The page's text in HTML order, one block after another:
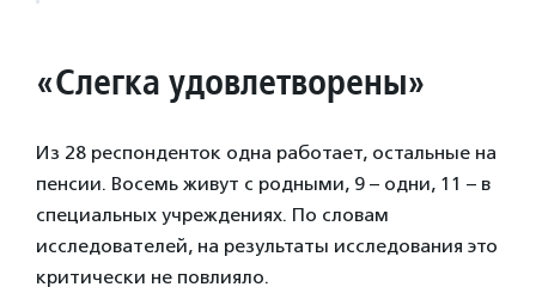
«Слегка удовлетворены»
Из 28 респонденток одна работает, остальные на
пенсии. Восемь живут с родными, 9 – одни, 11 – в
специальных учреждениях. По словам
исследователей, на результаты исследования это
критически не повлияло.